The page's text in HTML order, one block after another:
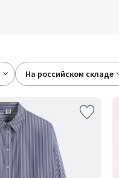
на российском складе